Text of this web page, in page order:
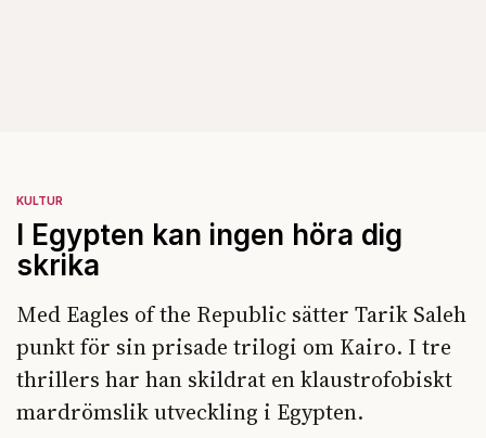
KULTUR
I Egypten kan ingen höra dig
skrika
Med Eagles of the Republic sätter Tarik Saleh
punkt för sin prisade trilogi om Kairo. I tre
thrillers har han skildrat en klaustrofobiskt
mardrömslik utveckling i Egypten.